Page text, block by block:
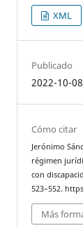
XML
Publicado
2022-10-08
Cómo citar
Jerónimo
régimen
con
523–552.
Más